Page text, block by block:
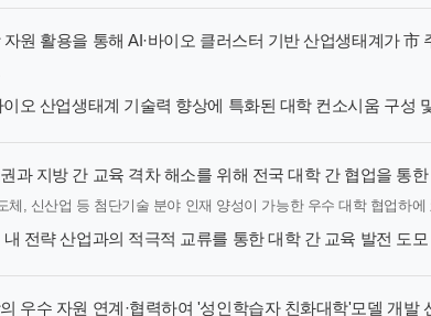
자원 활용을 통해 AI·바이오 클러스터 기반 산업생태계가 市
이오 산업생태계 기술력 향상에 특화된 대학 컨소시움 구성
과 지방 간 교육 격차 해소를 위해 전국 대학 간 협업을 통
체, 신산업 등 첨단기술 분야 인재 양성이 가능한 우수 대학 협업하에
내 전략 산업과의 적극적 교류를 통한 대학 간 교육 발전 도모
우수 자원 연계·협력하여 '성인학습자 친화대학'모델 개발